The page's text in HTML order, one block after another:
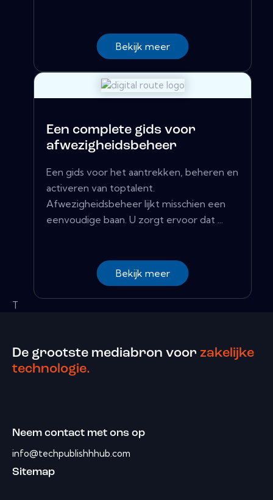
Bekijk meer
Een complete gids voor
afwezigheidsbeheer
Een gids voor het aantrekken, beheren en
activeren van toptalent.
Afwezigheidsbeheer lijkt misschien een
eenvoudige baan. U zorgt ervoor dat ...
Bekijk meer
T
De grootste mediabron voor zakelijke
technologie.
Neem contact met ons op
info@techpublishhhub.com
Sitemap